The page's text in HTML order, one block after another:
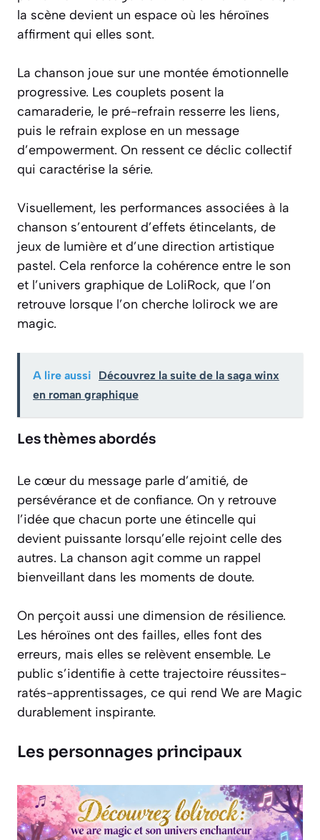
la scène devient un espace où les héroïnes
affirment qui elles sont.
La chanson joue sur une montée émotionnelle
progressive. Les couplets posent la
camaraderie, le pré-refrain resserre les liens,
puis le refrain explose en un message
d’empowerment. On ressent ce déclic collectif
qui caractérise la série.
Visuellement, les performances associées à la
chanson s’entourent d’effets étincelants, de
jeux de lumière et d’une direction artistique
pastel. Cela renforce la cohérence entre le son
et l’univers graphique de LoliRock, que l’on
retrouve lorsque l’on cherche lolirock we are
magic.
A lire aussi
Découvrez la suite de la saga winx
en roman graphique
Les thèmes abordés
Le cœur du message parle d’amitié, de
persévérance et de confiance. On y retrouve
l’idée que chacun porte une étincelle qui
devient puissante lorsqu’elle rejoint celle des
autres. La chanson agit comme un rappel
bienveillant dans les moments de doute.
On perçoit aussi une dimension de résilience.
Les héroïnes ont des failles, elles font des
erreurs, mais elles se relèvent ensemble. Le
public s’identifie à cette trajectoire réussites-
ratés-apprentissages, ce qui rend We are Magic
durablement inspirante.
Les personnages principaux